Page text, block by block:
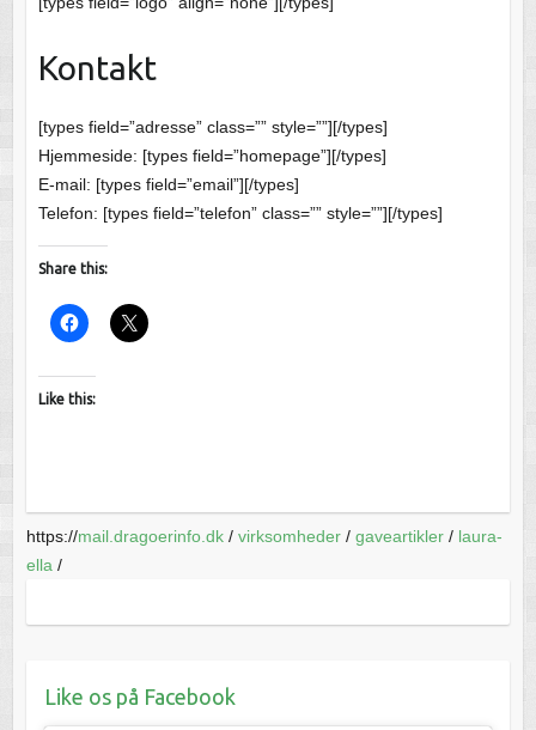
Kontakt
[types field=”adresse” class=”” style=””][/types]
Hjemmeside: [types field=”homepage”][/types]
E-mail: [types field=”email”][/types]
Telefon: [types field=”telefon” class=”” style=””][/types]
Share this:
Like this:
https://mail.dragoerinfo.dk/ virksomheder/ gaveartikler/ laura-
ella /
Like os på Facebook